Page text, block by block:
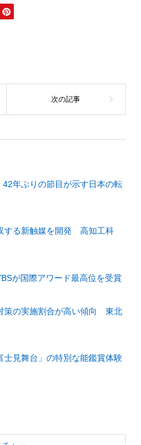
年ぶりの節目が示す日本の転
する新触媒を開発 高知工科
が国際アワード最高位を受賞
策の実施割合が高い傾向 東北
見舞台」の特別な能鑑賞体験